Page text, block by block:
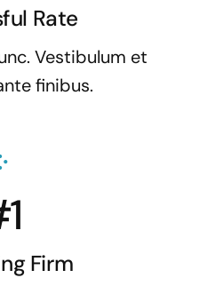
Rate
Vestibulum et
finibus.
Firm